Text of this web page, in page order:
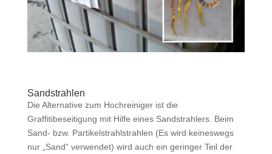
Sandstrahlen
Die Alternative zum Hochreiniger ist die
Graffitibeseitigung mit Hilfe eines Sandstrahlers. Beim
Sand- bzw. Partikelstrahlstrahlen (Es wird keineswegs
nur „Sand“ verwendet) wird auch ein geringer Teil der